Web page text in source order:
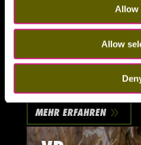
Allow
Allow
Outdoor
Große Abenteuer für kleine Besucher.
9
MEHR ERFAHREN